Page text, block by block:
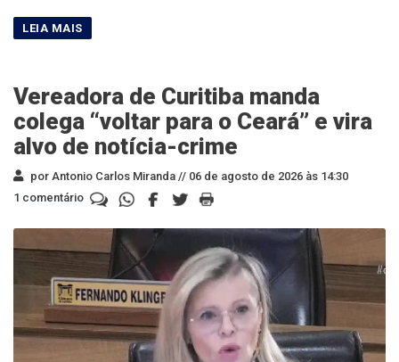
Vereadora de Curitiba manda
colega “voltar para o Ceará” e vira
alvo de notícia-crime
por Antonio Carlos Miranda // 06 de agosto de 2026 às 14:30
1 comentário